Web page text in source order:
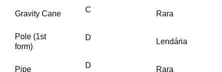
Gravity Cane C Rara
Pole (1st
form)
D Lendária
Pipe D Rara